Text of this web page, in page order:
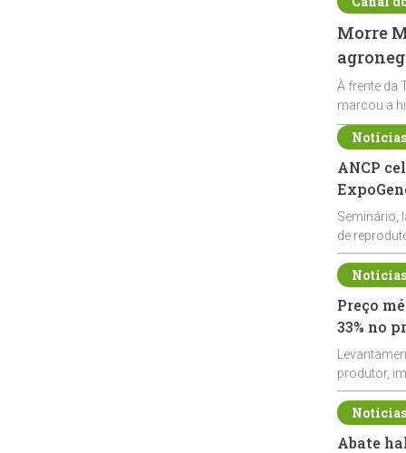
Morre
À frente da
marcou a
ANCP
Seminário,
de
durante a
Preço
33% no
produtor,
de leite cru
Abate